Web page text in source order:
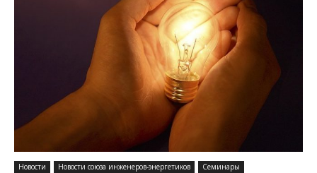
Новости Новости союза инженеров-энергетиков Семинары